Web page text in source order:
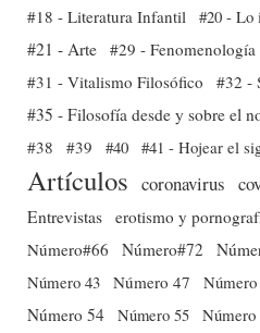
#18 - Literatura Infantil #20 - Lo
#21 - Arte #29 - Fenomenología
#31 - Vitalismo Filosófico
#32 -
#35 - Filosofía desde y sobre el
#38
#39 #40 #41 - Hojear el
Artículos coronavirus
Entrevistas erotismo y
Número#66
Número#72
Número 43 Número 47 Número
Número 54 Número 55 Número